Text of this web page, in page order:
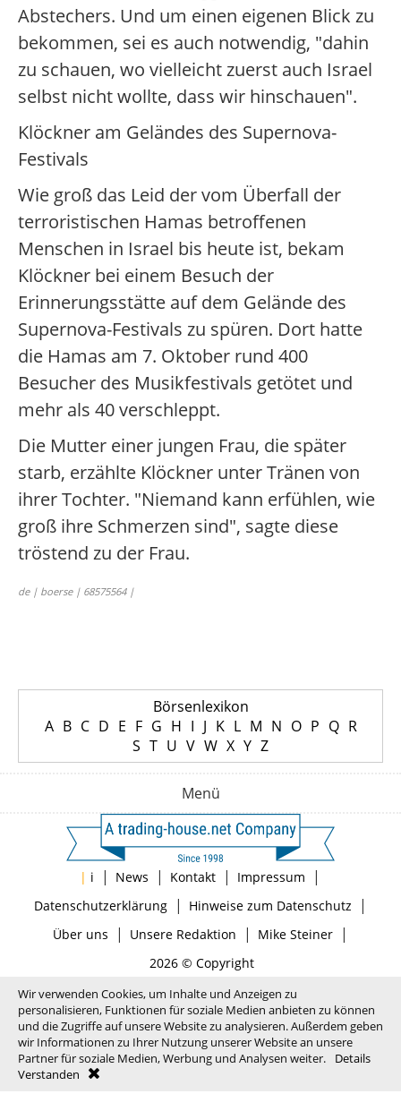
Abstechers. Und um einen eigenen Blick zu
bekommen, sei es auch notwendig, "dahin
zu schauen, wo vielleicht zuerst auch Israel
selbst nicht wollte, dass wir hinschauen".
Klöckner am Geländes des Supernova-
Festivals
Wie groß das Leid der vom Überfall der
terroristischen Hamas betroffenen
Menschen in Israel bis heute ist, bekam
Klöckner bei einem Besuch der
Erinnerungsstätte auf dem Gelände des
Supernova-Festivals zu spüren. Dort hatte
die Hamas am 7. Oktober rund 400
Besucher des Musikfestivals getötet und
mehr als 40 verschleppt.
Die Mutter einer jungen Frau, die später
starb, erzählte Klöckner unter Tränen von
ihrer Tochter. "Niemand kann erfühlen, wie
groß ihre Schmerzen sind", sagte diese
tröstend zu der Frau.
de | boerse | 68575564 |
Börsenlexikon
A B C D E F G H I J K L M N O P Q R
S T U V W X Y Z
Menü
| i | News | Kontakt | Impressum |
Datenschutzerklärung| Hinweise zum Datenschutz |
Über uns | Unsere Redaktion | Mike Steiner|
2026 © Copyright
Wir verwenden Cookies, um Inhalte und Anzeigen zu
personalisieren, Funktionen für soziale Medien anbieten zu können
und die Zugriffe auf unsere Website zu analysieren. Außerdem geben
wir Informationen zu Ihrer Nutzung unserer Website an unsere
Partner für soziale Medien, Werbung und Analysen weiter.
Details
Verstanden